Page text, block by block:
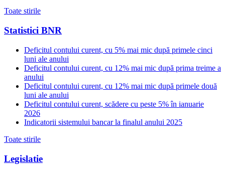
Toate stirile
Statistici BNR
Deficitul contului curent, cu 5% mai mic după primele cinci
luni ale anului
Deficitul contului curent, cu 12% mai mic după prima treime a
anului
Deficitul contului curent, cu 12% mai mic după primele două
luni ale anului
Deficitul contului curent, scădere cu peste 5% în ianuarie
2026
Indicatorii sistemului bancar la finalul anului 2025
Toate stirile
Legislatie